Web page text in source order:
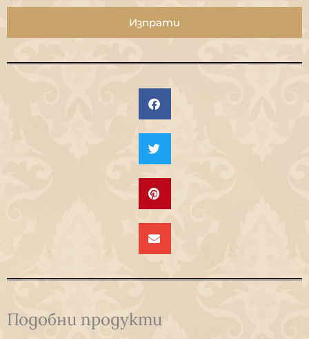
Изпрати
Подобни продукти